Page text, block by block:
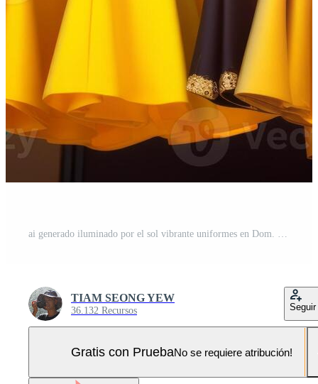
ai generado iluminado por el sol vibrante uniformes en Dom. generativo ai Foto Pro
TIAM SEONG YEW
36.132 Recursos Seguir
Gratis con PruebaNo se requiere atribución!